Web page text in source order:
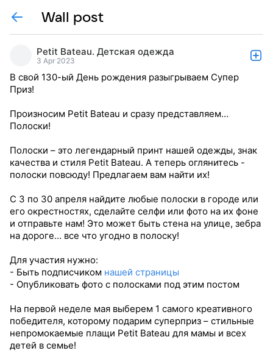
Wall post
Petit Bateau. Детская одежда
3 Apr 2023
В свой 130-ый День рождения разыгрываем Супер
Приз!
Произносим Petit Bateau и сразу представляем…
Полоски!
Полоски – это легендарный принт нашей одежды, знак
качества и стиля Petit Bateau. А теперь оглянитесь -
полоски повсюду! Предлагаем вам найти их!
С 3 по 30 апреля найдите любые полоски в городе или
его окрестностях, сделайте селфи или фото на их фоне
и отправьте нам! Это может быть стена на улице, зебра
на дороге… все что угодно в полоску!
Для участия нужно:
- Быть подписчиком нашей страницы
- Опубликовать фото с полосками под этим постом
На первой неделе мая выберем 1 самого креативного
победителя, которому подарим суперприз – стильные
непромокаемые плащи Petit Bateau для мамы и всех
детей в семье!